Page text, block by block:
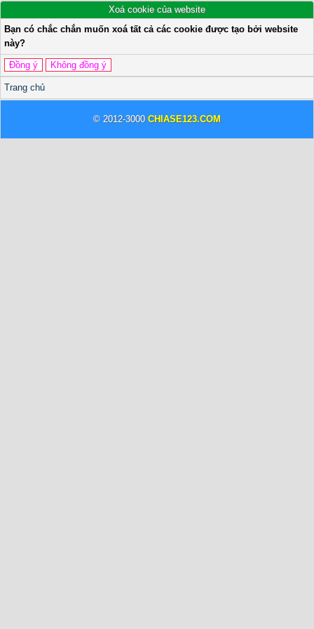
Xoá cookie của website
Bạn có chắc chắn muốn xoá tất cả các cookie được tạo bởi website
này?
Trang chủ
© 2012-3000 CHIASE123.COM